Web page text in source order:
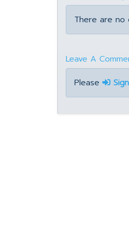
There are no
Leave A
Please